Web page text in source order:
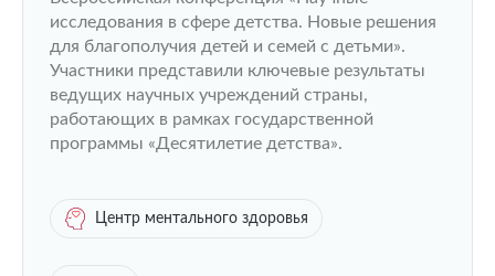
исследования в сфере детства. Новые решения
для благополучия детей и семей с детьми».
Участники представили ключевые результаты
ведущих научных учреждений страны,
работающих в рамках государственной
программы «Десятилетие детства».
Центр ментального здоровья